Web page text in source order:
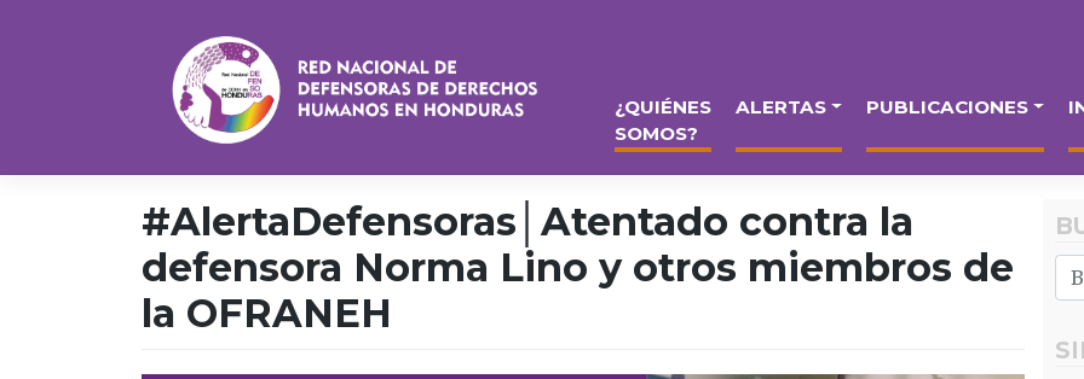
¿QUIÉNES
SOMOS?
ALERTAS PUBLICACIONES
#AlertaDefensoras│Atentado contra la
defensora Norma Lino y otros miembros de
la OFRANEH